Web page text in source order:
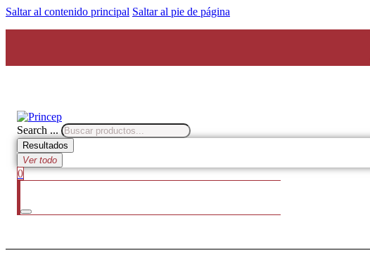
Saltar al contenido principal Saltar al pie de página
Search ...
Resultados
Ver todo
0